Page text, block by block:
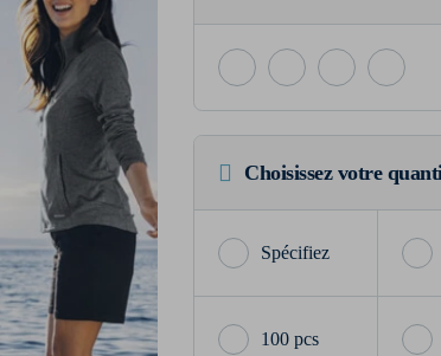
Choisissez votre
100 pcs